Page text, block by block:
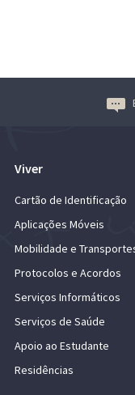
Viver
Cartão de Identificação
Aplicações Móveis
Mobilidade e
Protocolos e Acordos
Serviços Informáticos
Serviços de Saúde
Apoio ao Estudante
Residências